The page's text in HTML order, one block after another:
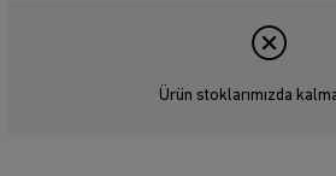
Ürün stoklarımızda